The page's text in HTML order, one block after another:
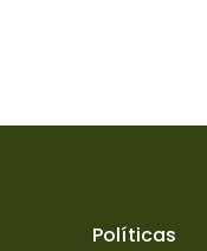
Políticas